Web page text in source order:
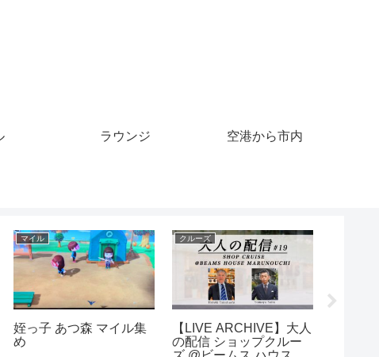
ラウンジ 空港から市内
マイル
あつ森 マイル旅行券３
０枚！霊夢の離島ガチャ
クルーズ
【ショップクルーズ】大
人の上品カジュアルがす